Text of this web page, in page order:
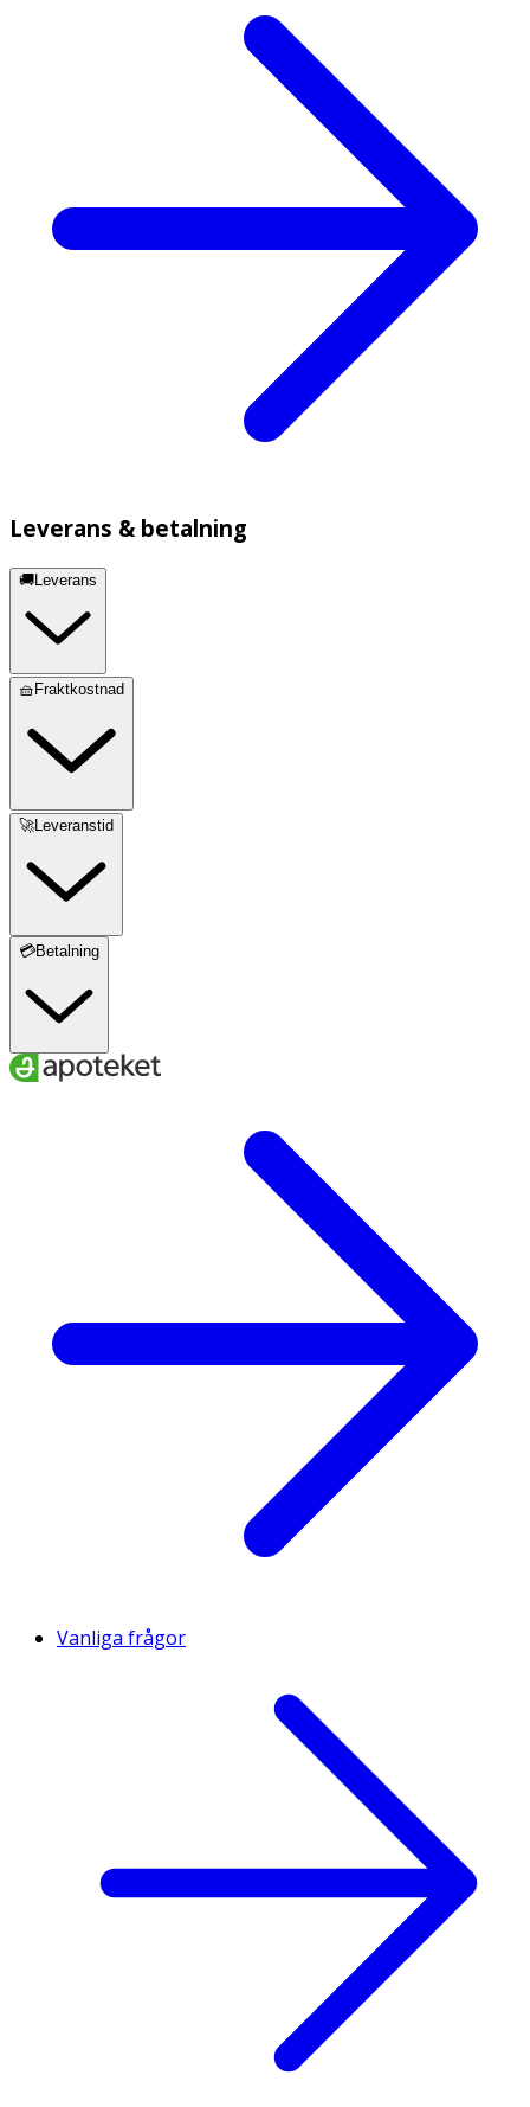
Leverans & betalning
🚚Leverans
🧺Fraktkostnad
🚀Leveranstid
💳Betalning
Vanliga frågor